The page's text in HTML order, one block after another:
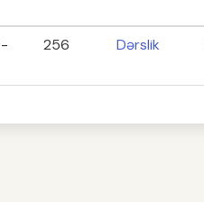
256 Dərslik